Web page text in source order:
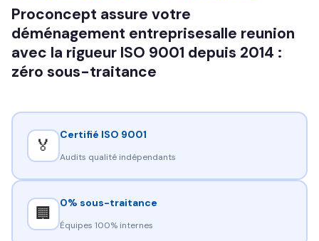
Proconcept assure votre
déménagement entreprisesalle reunion
avec la rigueur ISO 9001 depuis 2014 :
zéro sous-traitance
🏅
Certifié ISO 9001
Audits qualité indépendants
🏢
0% sous-traitance
Équipes 100% internes